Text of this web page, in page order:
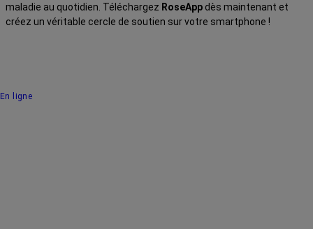
maladie au quotidien. Téléchargez RoseApp dès maintenant et
créez un véritable cercle de soutien sur votre smartphone !
En ligne